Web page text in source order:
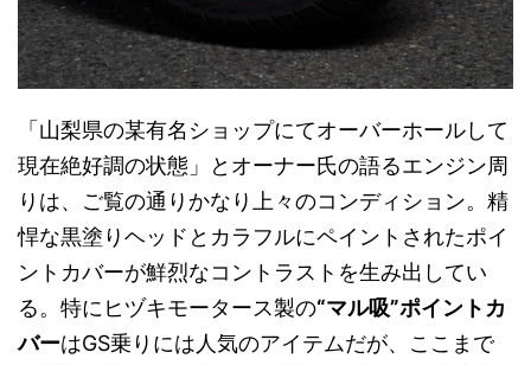
「山梨県の某有名ショップにてオーバーホールして
現在絶好調の状態」とオーナー氏の語るエンジン周
りは、ご覧の通りかなり上々のコンディション。精
悍な黒塗りヘッドとカラフルにペイントされたポイ
ントカバーが鮮烈なコントラストを生み出してい
る。特にヒヅキモータース製の“マル吸”ポイントカ
バーはGS乗りには人気のアイテムだが、ここまで